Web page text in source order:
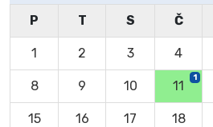
P T S Č
1 2 3 4
8 9 10 11
1
15 16 17 18